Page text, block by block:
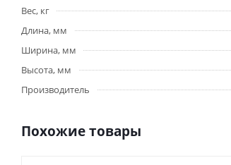
Вес, кг
Длина, мм
Ширина, мм
Высота, мм
Производитель
Похожие товары